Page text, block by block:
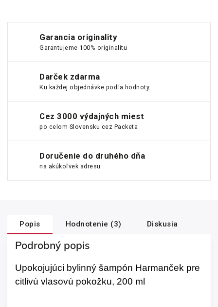
Garancia originality
Garantujeme 100% originalitu
Darček zdarma
Ku každej objednávke podľa hodnoty.
Cez 3000 výdajných miest
po celom Slovensku cez Packeta
Doručenie do druhého dňa
na akúkoľvek adresu
Popis Hodnotenie (3) Diskusia
Podrobný popis
Upokojujúci bylinný šampón Harmanček pre
citlivú vlasovú pokožku, 200 ml